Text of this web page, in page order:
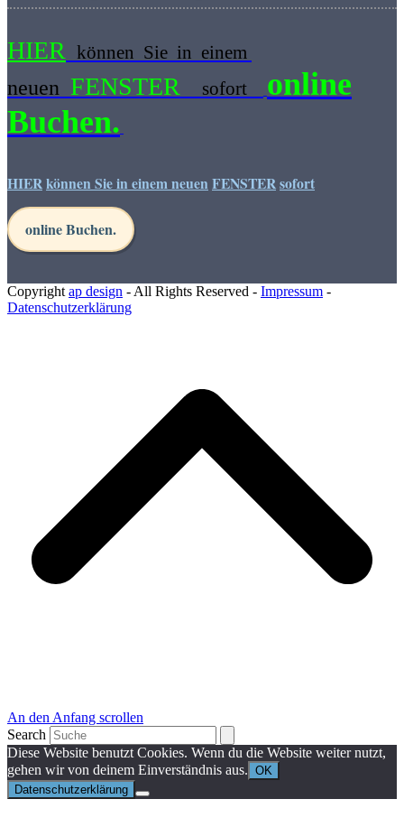
HIER können Sie in einem
neuen FENSTER sofort
online
Buchen.
HIERkönnen Sie in einem neuenFENSTERsofort
online Buchen.
Copyright ap design - All Rights Reserved - Impressum -
Datenschutzerklärung
An den Anfang scrollen
Search
Diese Website benutzt Cookies. Wenn du die Website weiter nutzt,
gehen wir von deinem Einverständnis aus. OK
Datenschutzerklärung